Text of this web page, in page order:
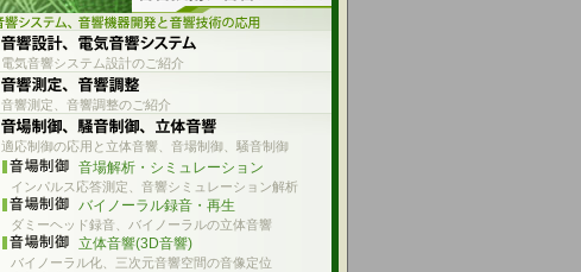
電気音響システム設計のご紹介
音響測定、音響調整のご紹介
適応制御の応用と立体音響、音場制御、騒音制御
音場解析・シミュレーション
インパルス応答測定、音響シミュレーション解析
バイノーラル録音・再生
ダミーヘッド録音、バイノーラルの立体音響
立体音響(3D音響)
バイノーラル化、三次元音響空間の音像定位